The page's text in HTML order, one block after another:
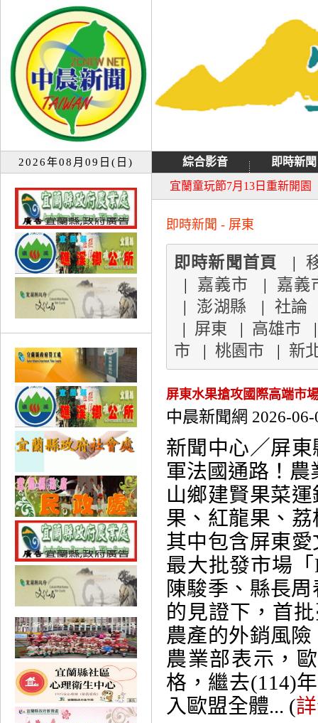
2026年08月09日(日) 綜合影音
即時新聞
宜蘭童玩節7月13日重新開園
大同音樂祭延期至8月9日禮
即時新聞 - 屏東
即時新聞首頁 |
| 嘉義市 | 嘉義
| 澎湖縣 | 社論
| 屏東 | 高雄市
市 | 桃園市 | 新
屏東水果搶攻國際高端市
中晨新聞網 2026-06-
新聞中心／屏
軍法國通路！
山鄉建賢果菜
果、紅龍果、
其中包含屏東
最大批發市場
陳駿季、縣長
的見證下，首
農產的外銷風
農業部表示，
格，繼去(114)
入歐盟全體... (